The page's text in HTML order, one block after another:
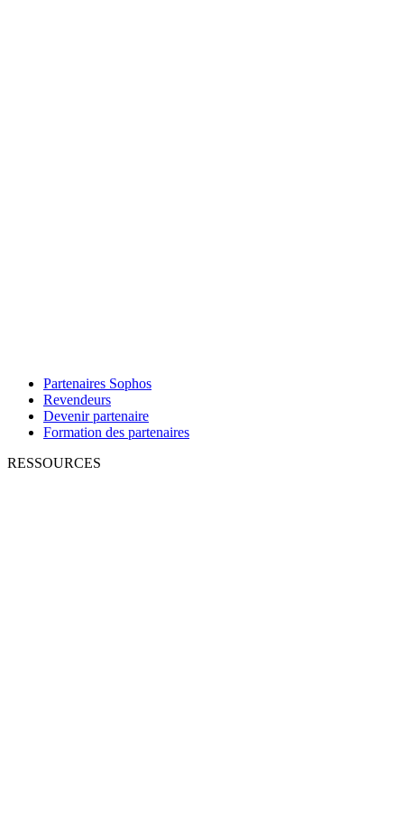
Partenaires Sophos
Revendeurs
Devenir partenaire
Formation des partenaires
RESSOURCES